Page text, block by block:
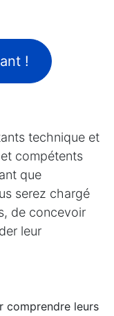
!
technique et
compétents
que
serez chargé
de concevoir
leur
comprendre leurs